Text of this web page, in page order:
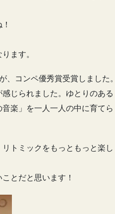
ます。
、コンペ優秀賞受賞しました。
じられました。ゆとりのある
楽」を一人一人の中に育てら
トミックをもっともっと楽し
とだと思います！